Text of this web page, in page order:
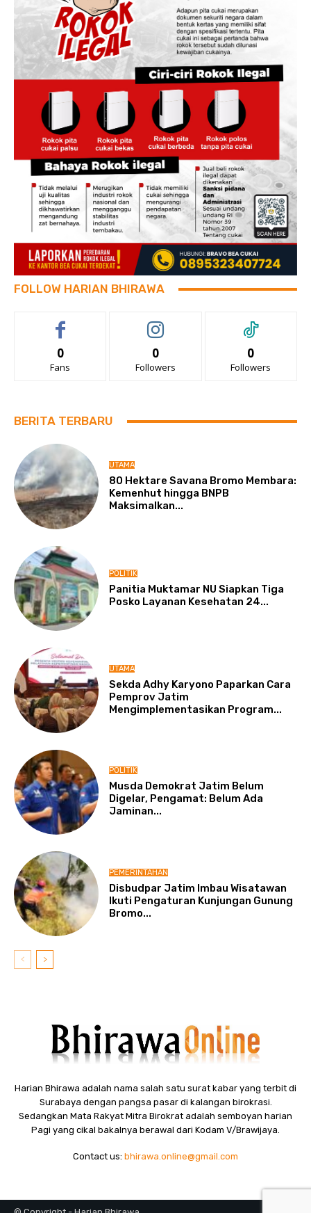
FOLLOW HARIAN BHIRAWA
0
Fans
0
Followers
0
Followers
BERITA TERBARU
UTAMA
80 Hektare Savana Bromo Membara:
Kemenhut hingga BNPB
Maksimalkan...
POLITIK
Panitia Muktamar NU Siapkan Tiga
Posko Layanan Kesehatan 24...
UTAMA
Sekda Adhy Karyono Paparkan Cara
Pemprov Jatim
Mengimplementasikan Program...
POLITIK
Musda Demokrat Jatim Belum
Digelar, Pengamat: Belum Ada
Jaminan...
PEMERINTAHAN
Disbudpar Jatim Imbau Wisatawan
Ikuti Pengaturan Kunjungan Gunung
Bromo...
Harian Bhirawa adalah nama salah satu surat kabar yang terbit di
Surabaya dengan pangsa pasar di kalangan birokrasi.
Sedangkan Mata Rakyat Mitra Birokrat adalah semboyan harian
Pagi yang cikal bakalnya berawal dari Kodam V/Brawijaya.
Contact us: bhirawa.online@gmail.com